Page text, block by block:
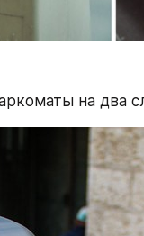
на два